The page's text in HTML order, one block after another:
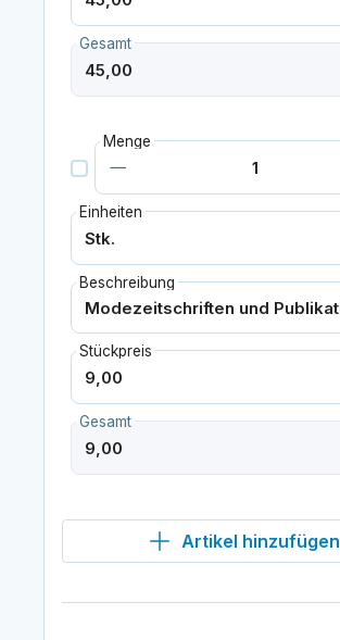
Gesamt
Menge
Einheiten
Beschreibung
Stückpreis
Gesamt
Artikel hinzufügen